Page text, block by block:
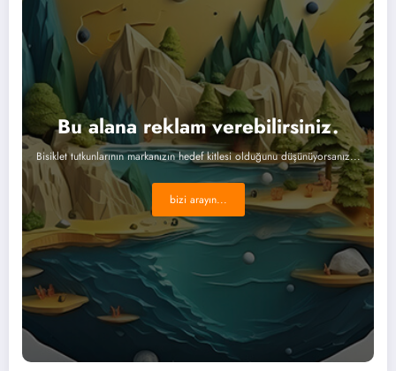
Bu alana reklam verebilirsiniz.
Bisiklet tutkunlarının markanızın hedef kitlesi olduğunu düşünüyorsanız...
bizi arayın...